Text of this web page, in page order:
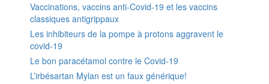
Vaccinations, vaccins anti-Covid-19 et les vaccins
classiques antigrippaux
Les inhibiteurs de la pompe à protons aggravent le
covid-19
Le bon paracétamol contre le Covid-19
L’irbésartan Mylan est un faux générique!